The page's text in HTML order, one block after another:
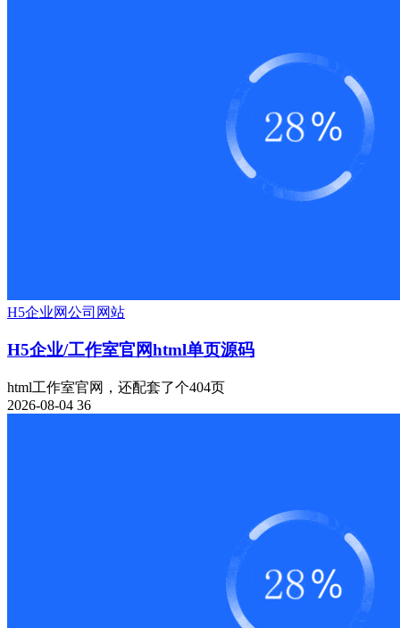
H5企业网公司网站
H5企业/工作室官网html单页源码
html工作室官网，还配套了个404页
2026-08-04 36